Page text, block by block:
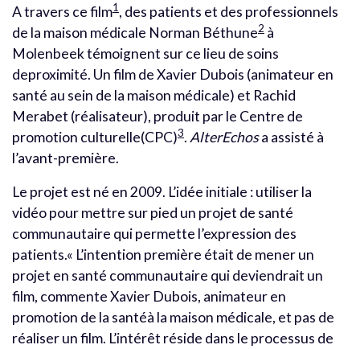
A travers ce film1 , des patients et des professionnels
de la maison médicale Norman Béthune2 à
Molenbeek témoignent sur ce lieu de soins
deproximité. Un film de Xavier Dubois (animateur en
santé au sein de la maison médicale) et Rachid
Merabet (réalisateur), produit par le Centre de
promotion culturelle(CPC)3. AlterEchosa assisté à
l’avant-première.
Le projet est né en 2009. L’idée initiale : utiliser la
vidéo pour mettre sur pied un projet de santé
communautaire qui permette l’expression des
patients.« L’intention première était de mener un
projet en santé communautaire qui deviendrait un
film, commente Xavier Dubois, animateur en
promotion de la santéà la maison médicale, et pas de
réaliser un film. L’intérêt réside dans le processus de